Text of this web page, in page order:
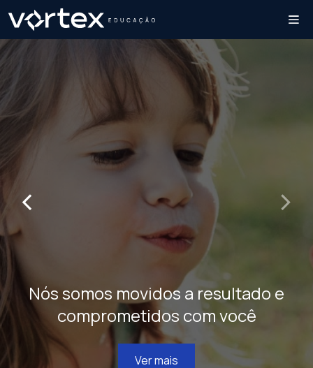
Nós somos movidos a resultado e
comprometidos com você
Ver mais
‹ ›